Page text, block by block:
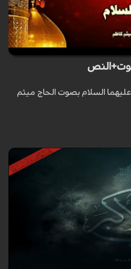
عليهما السلام بصوت الحاج ميثم